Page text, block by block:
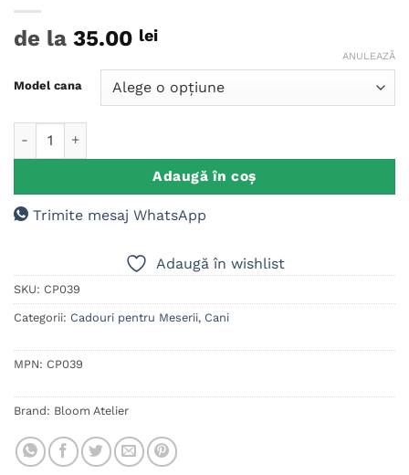
de la 35.00 lei
Model cana
ANULEAZĂ
Adaugă în coș
Trimite mesaj WhatsApp
Adaugă în wishlist
SKU: CP039
Categorii: Cadouri pentru Meserii, Cani
MPN: CP039
Brand: Bloom Atelier